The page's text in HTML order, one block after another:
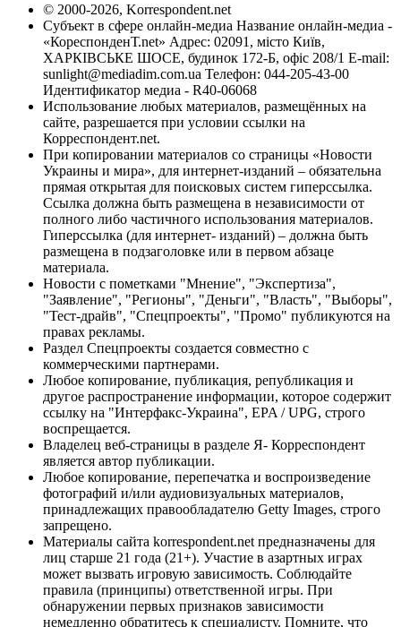
© 2000-2026, Korrespondent.net
Субъект в сфере онлайн-медиа Название онлайн-медиа -
«КореспонденТ.net» Адрес: 02091, місто Київ,
ХАРКІВСЬКЕ ШОСЕ, будинок 172-Б, офіс 208/1 E-mail:
sunlight@mediadim.com.ua Телефон: 044-205-43-00
Идентификатор медиа - R40-06068
Использование любых материалов, размещённых на
сайте, разрешается при условии ссылки на
Корреспондент.net.
При копировании материалов со страницы «Новости
Украины и мира», для интернет-изданий – обязательна
прямая открытая для поисковых систем гиперссылка.
Ссылка должна быть размещена в независимости от
полного либо частичного использования материалов.
Гиперссылка (для интернет- изданий) – должна быть
размещена в подзаголовке или в первом абзаце
материала.
Новости с пометками "Мнение", "Экспертиза",
"Заявление", "Регионы", "Деньги", "Власть", "Выборы",
"Тест-драйв", "Спецпроекты", "Промо" публикуются на
правах рекламы.
Раздел Спецпроекты создается совместно с
коммерческими партнерами.
Любое копирование, публикация, републикация и
другое распространение информации, которое содержит
ссылку на "Интерфакс-Украина", EPA / UPG, строго
воспрещается.
Владелец веб-страницы в разделе Я- Корреспондент
является автор публикации.
Любое копирование, перепечатка и воспроизведение
фотографий и/или аудиовизуальных материалов,
принадлежащих правообладателю Getty Images, строго
запрещено.
Материалы сайта korrespondent.net предназначены для
лиц старше 21 года (21+). Участие в азартных играх
может вызвать игровую зависимость. Соблюдайте
правила (принципы) ответственной игры. При
обнаружении первых признаков зависимости
немедленно обратитесь к специалисту. Помните, что